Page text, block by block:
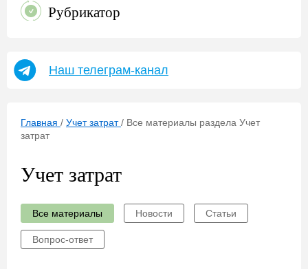
Рубрикатор
Наш телеграм-канал
Главная / Учет затрат / Все материалы раздела Учет
затрат
Учет затрат
Все материалы Новости Статьи
Вопрос-ответ